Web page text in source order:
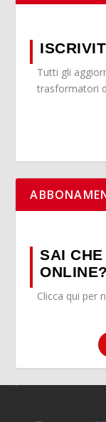
Tutti gli
trasformatori
SAI
ONLINE?
Clicca qui per